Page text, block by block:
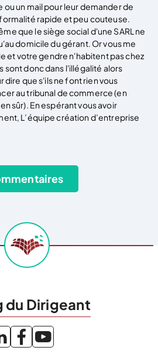
un mail pour leur demander de
rapide et peu couteuse.
que le siège social d'une SARL ne
domicile du gérant. Or vous me
et votre gendre n'habitent pas chez
sont donc dans l'illégalité alors
dire que s'ils ne font rien vous
au tribunal de commerce (en
sûr). En espérant vous avoir
L’équipe création d’entreprise
du Dirigeant